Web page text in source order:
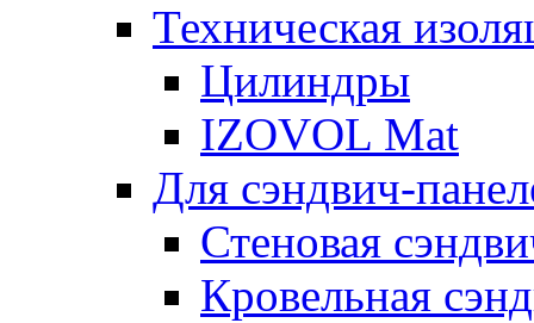
Техническая
Цилиндры
IZOVOL Mat
Для сэндвич-
Стеновая
Кровельная